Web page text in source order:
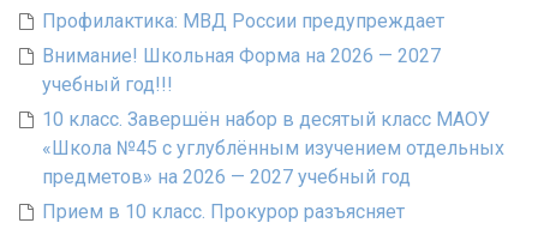
Профилактика: МВД России предупреждает
Внимание! Школьная Форма на 2026 — 2027
учебный год!!!
10 класс. Завершён набор в десятый класс МАОУ
«Школа №45 с углублённым изучением отдельных
предметов» на 2026 — 2027 учебный год
Прием в 10 класс. Прокурор разъясняет